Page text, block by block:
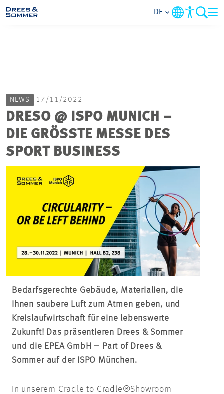
IM FOKUS
PROJEKTE
KONTAKT
DE
NEWS 17/11/2022
DRESO @ ISPO MUNICH –
DIE GRÖSSTE MESSE DES S
PORT BUSINESS
Bedarfsgerechte Gebäude, Materialien, die
Ihnen saubere Luft zum Atmen geben, und
Kreislaufwirtschaft für eine lebenswerte
Zukunft! Das präsentieren Drees & Sommer
und die EPEA GmbH – Part of Drees &
Sommer auf der ISPO München.
In unserem Cradle to Cradle®Showroom